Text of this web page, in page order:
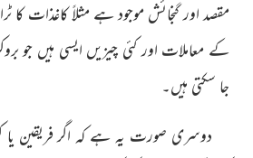
مقصد اور گنجائش موجود ہے مثلاً کاغذات کا
کے معاملات اور کئی چیزیں ایسی ہیں جو
جا سکتی ہیں۔
دوسری صورت یہ ہے کہ اگر فریقین یا